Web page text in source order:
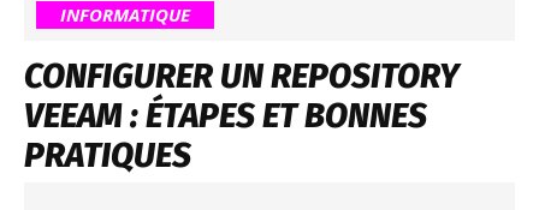
INFORMATIQUE
CONFIGURER UN REPOSITORY
VEEAM : ÉTAPES ET BONNES
PRATIQUES